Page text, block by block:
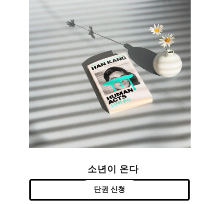
소년이 온다
단권 신청